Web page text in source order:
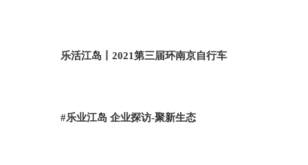
乐活江岛丨2021第三届环南京自行车
#乐业江岛 企业探访-聚新生态